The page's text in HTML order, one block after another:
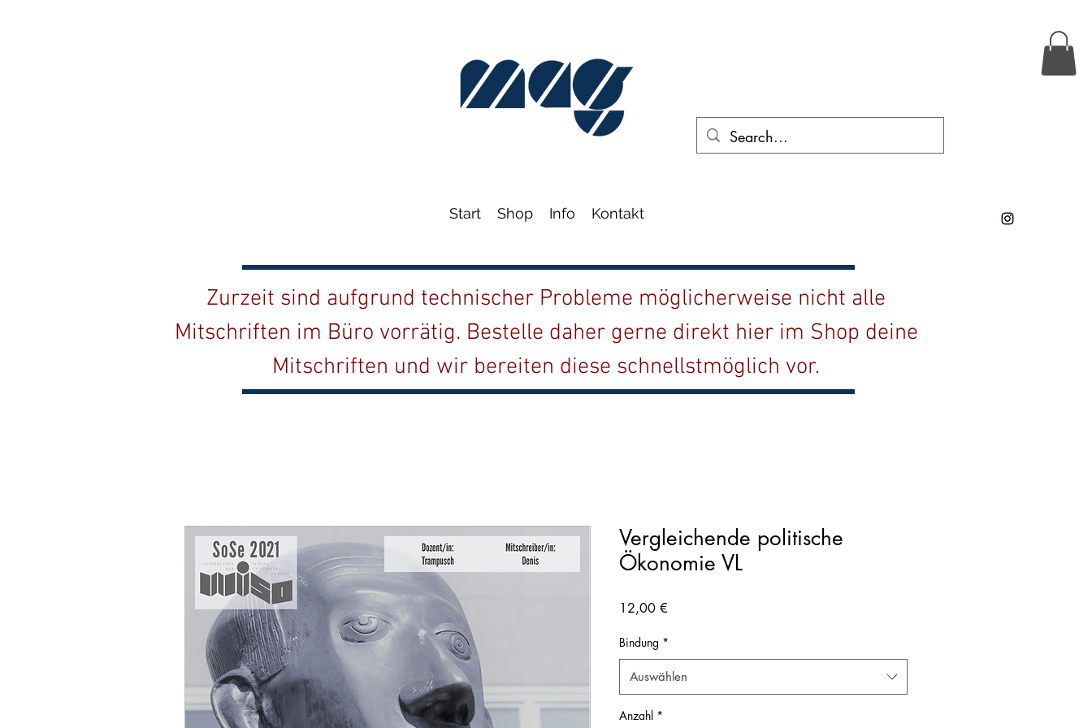
Start Shop Info Kontakt
Zurzeit sind aufgrund technischer Probleme möglicherweise nicht alle
Mitschriften im Büro vorrätig. Bestelle daher gerne direkt hier im Shop deine
Mitschriften und wir bereiten diese schnellstmöglich vor.
Vergleichende politische
Ökonomie VL
12,00 €
Bindung *
Auswählen
Anzahl *